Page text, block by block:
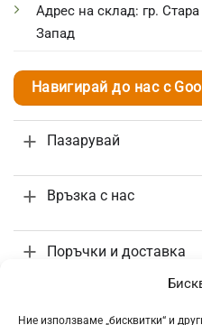
Ние използваме „бисквитки“ и
Адрес на склад: гр.
Запад
Навигирай до нас с
Пазарувай
Връзка с нас
Поръчки и доставка